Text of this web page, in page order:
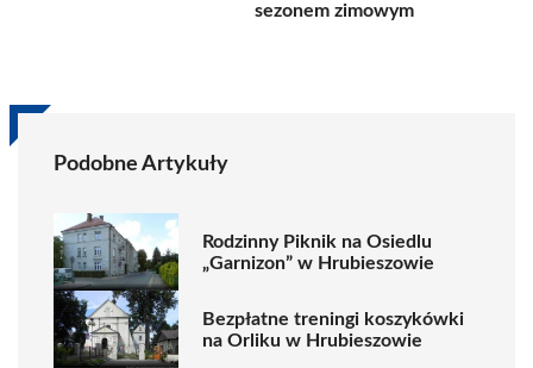
sezonem zimowym
Podobne Artykuły
Rodzinny Piknik na Osiedlu
„Garnizon” w Hrubieszowie
Bezpłatne treningi koszykówki
na Orliku w Hrubieszowie